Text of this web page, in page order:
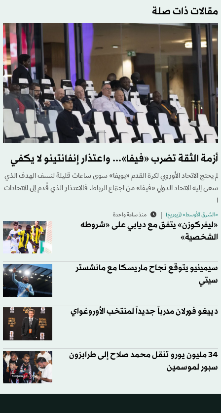
مقالات ذات صلة
أزمة الثقة تضرب «فيفا»... واعتذار إنفانتينو لا يكفي
لم يحتج الاتحاد الأوروبي لكرة القدم «يويفا» سوى ساعات قليلة لنسف الهدف الذي
سعى إليه الاتحاد الدولي «فيفا» من اجتماع الرباط. فالاعتذار الذي قُدم إلى الاتحادات
ا
«الشرق الأوسط» (زيوريخ) منذ ساعة واحدة
«ليفركوزن» يتفق مع ديابي على «شروطه
الشخصية»
سيمينيو يتوقع نجاح ماريسكا مع مانشستر
سيتي
دييغو فورلان مدرباً جديداً لمنتخب الأوروغواي
34 مليون يورو تنقل محمد صلاح إلى طرابزون
سبور لموسمين